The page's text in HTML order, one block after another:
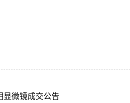
显微镜成交公告